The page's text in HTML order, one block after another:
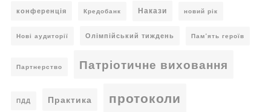
конференція Кредобанк Накази новий рік
Нові аудиторії Олімпійський тиждень Пам’ять героїв
Партнерство Патріотичне виховання
ПДД Практика протоколи